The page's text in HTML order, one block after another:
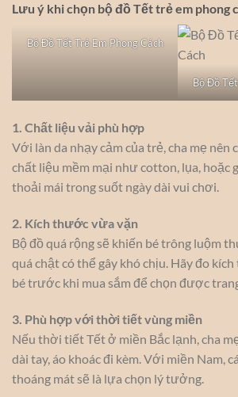
Lưu ý khi chọn bộ đồ Tết trẻ em phong
Bộ Đồ Tết Trẻ Em Phong Cách
Bộ Đồ
1. Chất liệu vải phù hợp
Với làn da nhạy cảm của trẻ, cha mẹ nên
chất liệu mềm mại như cotton, lụa, hoặc
thoải mái trong suốt ngày dài vui chơi.
2. Kích thước vừa vặn
Bộ đồ quá rộng sẽ khiến bé trông luộm
quá chật có thể gây khó chịu. Hãy đo
bé trước khi mua sắm để chọn được
3. Phù hợp với thời tiết vùng miền
Nếu thời tiết Tết ở miền Bắc lạnh, cha
dài tay, áo khoác đi kèm. Với miền Nam,
thoáng mát sẽ là lựa chọn lý tưởng.